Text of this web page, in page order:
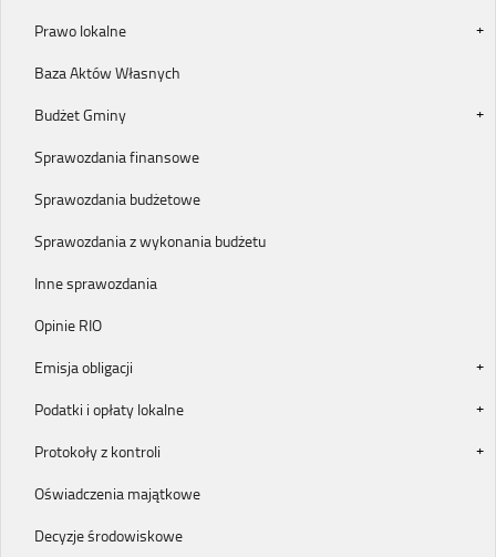
Prawo lokalne
Baza Aktów Własnych
Budżet Gminy
Sprawozdania finansowe
Sprawozdania budżetowe
Sprawozdania z wykonania budżetu
Inne sprawozdania
Opinie RIO
Emisja obligacji
Podatki i opłaty lokalne
Protokoły z kontroli
Oświadczenia majątkowe
Decyzje środowiskowe